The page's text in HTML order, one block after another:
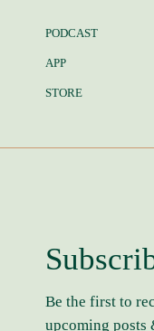
PODCAST
APP
STORE
Be the first to
upcoming posts